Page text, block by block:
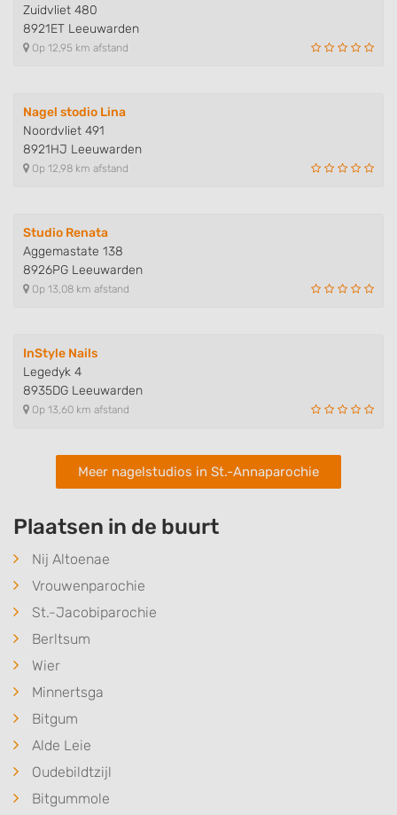
Zuidvliet 480
8921ET Leeuwarden
Op 12,95 km afstand
Nagel stodio Lina
Noordvliet 491
8921HJ Leeuwarden
Op 12,98 km afstand
Studio Renata
Aggemastate 138
8926PG Leeuwarden
Op 13,08 km afstand
InStyle Nails
Legedyk 4
8935DG Leeuwarden
Op 13,60 km afstand
Meer nagelstudios in St.-Annaparochie
Plaatsen in de buurt
Nij Altoenae
Vrouwenparochie
St.-Jacobiparochie
Berltsum
Wier
Minnertsga
Bitgum
Alde Leie
Oudebildtzijl
Bitgummole
Performance